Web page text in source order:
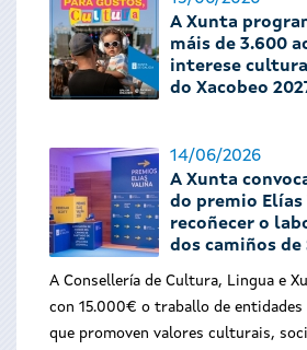
A Xunta
máis de 3.600
interese
do Xacobeo
14/06/2026
A Xunta
do premio Elías
recoñecer o
dos camiños de
A Consellería de Cultura, Lingua e
con 15.000€ o traballo de entidades
que promoven valores culturais,